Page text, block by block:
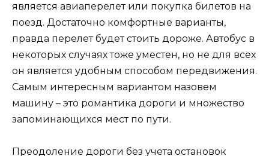
является авиаперелет или покупка билетов на
поезд. Достаточно комфортные варианты,
правда перелет будет стоить дороже. Автобус в
некоторых случаях тоже уместен, но не для всех
он является удобным способом передвижения.
Самым интересным вариантом назовем
машину – это романтика дороги и множество
запоминающихся мест по пути.
Преодоление дороги без учета остановок